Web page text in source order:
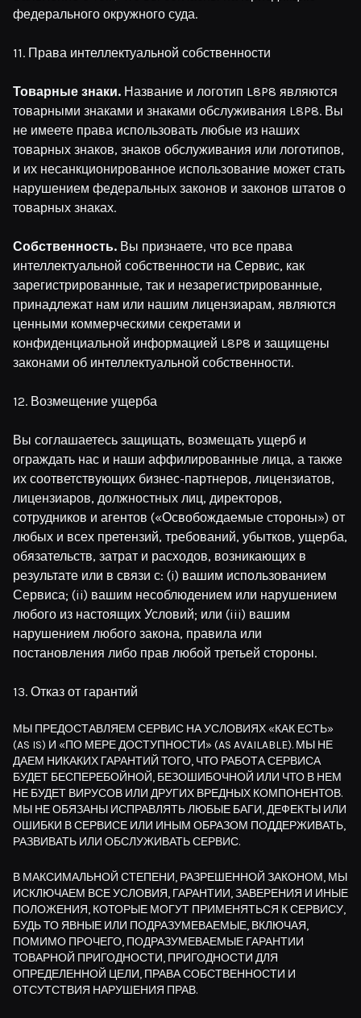
федерального окружного суда.
11. Права интеллектуальной собственности
Товарные знаки. Название и логотип L8P8 являются
товарными знаками и знаками обслуживания L8P8. Вы
не имеете права использовать любые из наших
товарных знаков, знаков обслуживания или логотипов,
и их несанкционированное использование может стать
нарушением федеральных законов и законов штатов о
товарных знаках.
Собственность. Вы признаете, что все права
интеллектуальной собственности на Сервис, как
зарегистрированные, так и незарегистрированные,
принадлежат нам или нашим лицензиарам, являются
ценными коммерческими секретами и
конфиденциальной информацией L8P8 и защищены
законами об интеллектуальной собственности.
12. Возмещение ущерба
Вы соглашаетесь защищать, возмещать ущерб и
ограждать нас и наши аффилированные лица, а также
их соответствующих бизнес-партнеров, лицензиатов,
лицензиаров, должностных лиц, директоров,
сотрудников и агентов («Освобождаемые стороны») от
любых и всех претензий, требований, убытков, ущерба,
обязательств, затрат и расходов, возникающих в
результате или в связи с: (i) вашим использованием
Сервиса; (ii) вашим несоблюдением или нарушением
любого из настоящих Условий; или (iii) вашим
нарушением любого закона, правила или
постановления либо прав любой третьей стороны.
13. Отказ от гарантий
МЫ ПРЕДОСТАВЛЯЕМ СЕРВИС НА УСЛОВИЯХ «КАК ЕСТЬ»
(AS IS) И «ПО МЕРЕ ДОСТУПНОСТИ» (AS AVAILABLE). МЫ НЕ
ДАЕМ НИКАКИХ ГАРАНТИЙ ТОГО, ЧТО РАБОТА СЕРВИСА
БУДЕТ БЕСПЕРЕБОЙНОЙ, БЕЗОШИБОЧНОЙ ИЛИ ЧТО В НЕМ
НЕ БУДЕТ ВИРУСОВ ИЛИ ДРУГИХ ВРЕДНЫХ КОМПОНЕНТОВ.
МЫ НЕ ОБЯЗАНЫ ИСПРАВЛЯТЬ ЛЮБЫЕ БАГИ, ДЕФЕКТЫ ИЛИ
ОШИБКИ В СЕРВИСЕ ИЛИ ИНЫМ ОБРАЗОМ ПОДДЕРЖИВАТЬ,
РАЗВИВАТЬ ИЛИ ОБСЛУЖИВАТЬ СЕРВИС.
В МАКСИМАЛЬНОЙ СТЕПЕНИ, РАЗРЕШЕННОЙ ЗАКОНОМ, МЫ
ИСКЛЮЧАЕМ ВСЕ УСЛОВИЯ, ГАРАНТИИ, ЗАВЕРЕНИЯ И ИНЫЕ
ПОЛОЖЕНИЯ, КОТОРЫЕ МОГУТ ПРИМЕНЯТЬСЯ К СЕРВИСУ,
БУДЬ ТО ЯВНЫЕ ИЛИ ПОДРАЗУМЕВАЕМЫЕ, ВКЛЮЧАЯ,
ПОМИМО ПРОЧЕГО, ПОДРАЗУМЕВАЕМЫЕ ГАРАНТИИ
ТОВАРНОЙ ПРИГОДНОСТИ, ПРИГОДНОСТИ ДЛЯ
ОПРЕДЕЛЕННОЙ ЦЕЛИ, ПРАВА СОБСТВЕННОСТИ И
ОТСУТСТВИЯ НАРУШЕНИЯ ПРАВ.